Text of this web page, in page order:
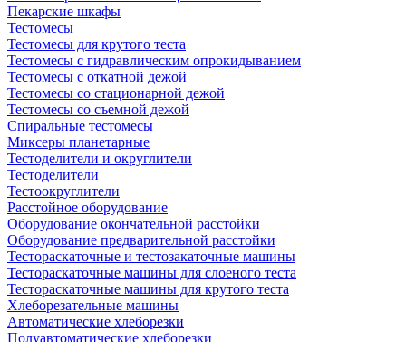
Пекарские шкафы
Тестомесы
Тестомесы для крутого теста
Тестомесы с гидравлическим опрокидыванием
Тестомесы с откатной дежой
Тестомесы со стационарной дежой
Тестомесы со съемной дежой
Спиральные тестомесы
Миксеры планетарные
Тестоделители и округлители
Тестоделители
Тестоокруглители
Расстойное оборудование
Оборудование окончательной расстойки
Оборудование предварительной расстойки
Тестораскаточные и тестозакаточные машины
Тестораскаточные машины для слоеного теста
Тестораскаточные машины для крутого теста
Хлеборезательные машины
Автоматические хлеборезки
Полуавтоматические хлеборезки